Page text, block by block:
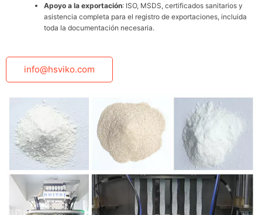
Apoyo a la exportación: ISO, MSDS, certificados sanitarios y
asistencia completa para el registro de exportaciones, incluida
toda la documentación necesaria.
info@hsviko.com